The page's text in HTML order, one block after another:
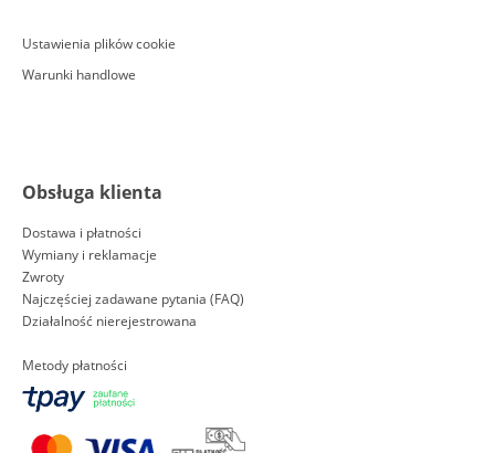
Ustawienia plików cookie
Warunki handlowe
Obsługa klienta
Dostawa i płatności
Wymiany i reklamacje
Zwroty
Najczęściej zadawane pytania (FAQ)
Działalność nierejestrowana
Metody płatności